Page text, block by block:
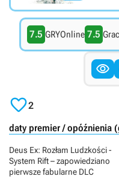
7.5 GRYOnline 7.5

2
daty premier / opóźnienia
Deus Ex: Rozłam Ludzkości -
System Rift – zapowiedziano
pierwsze fabularne DLC